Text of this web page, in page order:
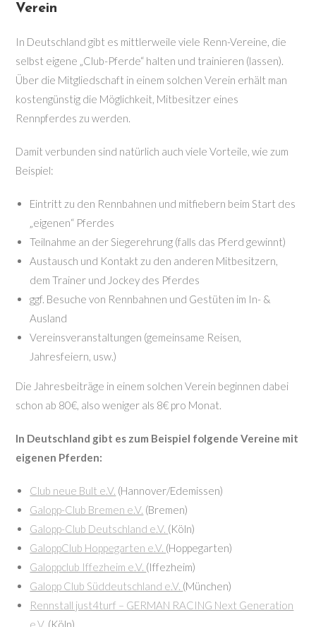
Verein
In Deutschland gibt es mittlerweile viele Renn-Vereine, die
selbst eigene „Club-Pferde“ halten und trainieren (lassen).
Über die Mitgliedschaft in einem solchen Verein erhält man
kostengünstig die Möglichkeit, Mitbesitzer eines
Rennpferdes zu werden.
Damit verbunden sind natürlich auch viele Vorteile, wie zum
Beispiel:
Eintritt zu den Rennbahnen und mitfiebern beim Start des
„eigenen“ Pferdes
Teilnahme an der Siegerehrung (falls das Pferd gewinnt)
Austausch und Kontakt zu den anderen Mitbesitzern,
dem Trainer und Jockey des Pferdes
ggf. Besuche von Rennbahnen und Gestüten im In- &
Ausland
Vereinsveranstaltungen (gemeinsame Reisen,
Jahresfeiern, usw.)
Die Jahresbeiträge in einem solchen Verein beginnen dabei
schon ab 80€, also weniger als 8€ pro Monat.
In Deutschland gibt es zum Beispiel folgende Vereine mit
eigenen Pferden:
Club neue Bult e.V. (Hannover/Edemissen)
Galopp-Club Bremen e.V. (Bremen)
Galopp-Club Deutschland e.V. (Köln)
GaloppClub Hoppegarten e.V. (Hoppegarten)
Galoppclub Iffezheim e.V. (Iffezheim)
Galopp Club Süddeutschland e.V. (München)
Rennstall just4turf – GERMAN RACING Next Generation
e.V. (Köln)